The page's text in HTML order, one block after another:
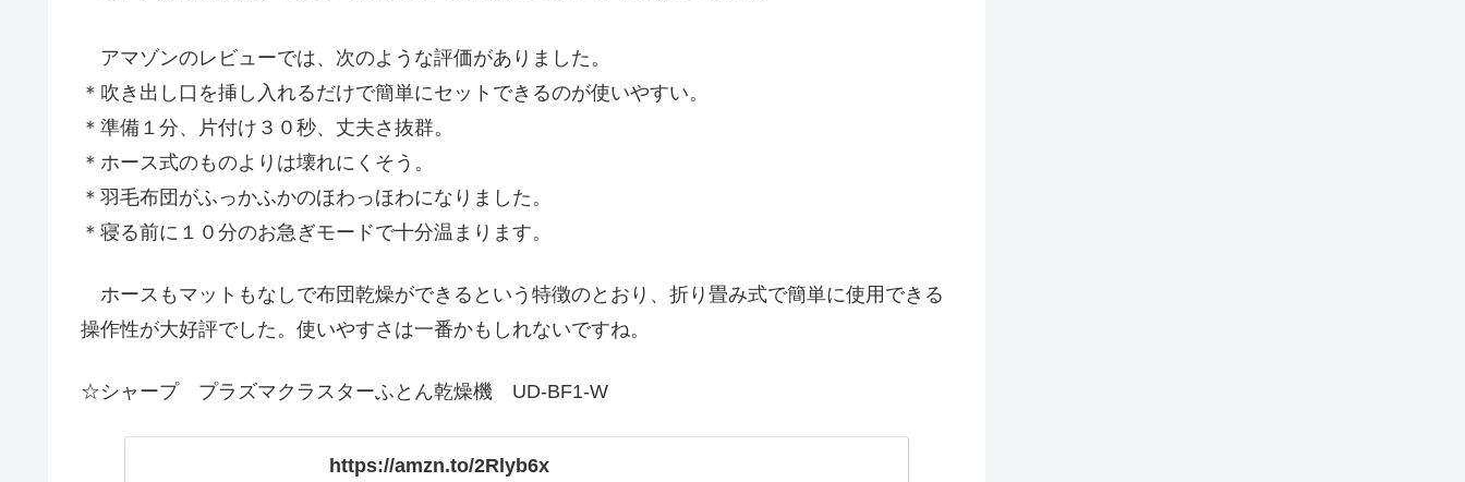
アマゾンのレビューでは、次のような評価がありました。
＊吹き出し口を挿し入れるだけで簡単にセットできるのが使いやすい。
＊準備１分、片付け３０秒、丈夫さ抜群。
＊ホース式のものよりは壊れにくそう。
＊羽毛布団がふっかふかのほわっほわになりました。
＊寝る前に１０分のお急ぎモードで十分温まります。
ホースもマットもなしで布団乾燥ができるという特徴のとおり、折り畳み式で簡単に使用できる
操作性が大好評でした。使いやすさは一番かもしれないですね。
☆シャープ プラズマクラスターふとん乾燥機 UD-BF1-W
https://amzn.to/2Rlyb6x